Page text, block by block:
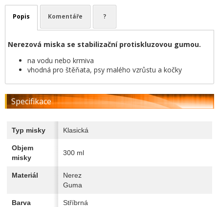
Popis Komentáře ?
Nerezová miska se stabilizační protiskluzovou gumou.
na vodu nebo krmiva
vhodná pro štěňata, psy malého vzrůstu a kočky
Specifikace
Typ misky Klasická
Objem
misky
300 ml
Materiál
Nerez
Guma
Barva Stříbrná